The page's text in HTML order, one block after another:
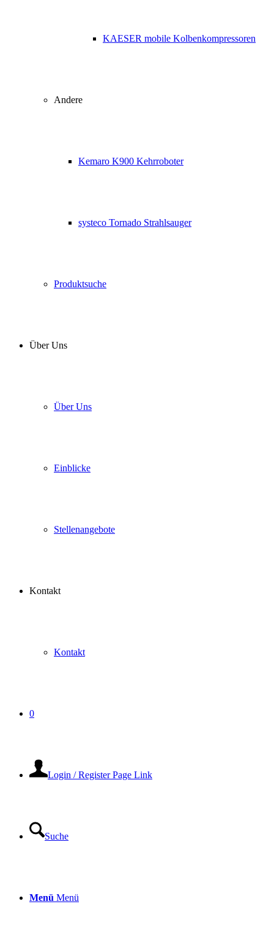
KAESER mobile Kolbenkompressoren
Andere
Kemaro K900 Kehrroboter
systeco Tornado Strahlsauger
Produktsuche
Über Uns
Über Uns
Einblicke
Stellenangebote
Kontakt
Kontakt
0
Login / Register Page Link
Suche
Menü Menü